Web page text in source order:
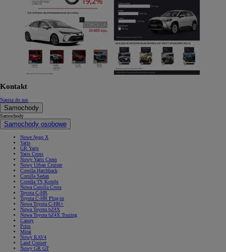
Kontakt
Napisz do nas
Samochody
Samochody
Samochody osobowe
Nowe Aygo X
Yaris
GR Yaris
Yaris Cross
Nowy Yaris Cross
Nowy Urban Cruiser
Corolla Hatchback
Corolla Sedan
Corolla TS Kombi
Nowa Corolla Cross
Toyota C-HR
Toyota C-HR Plug-in
Nowa Toyota C-HR+
Nowa Toyota bZ4X
Nowa Toyota bZ4X Touring
Camry
Prius
Mirai
Nowy RAV4
Land Cruiser
Nowy GR GT